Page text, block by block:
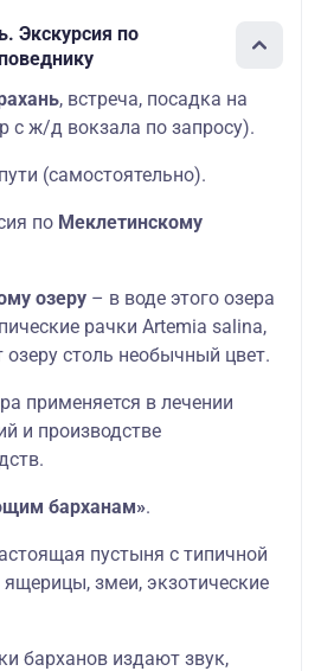
Экскурсия по
, встреча, посадка на
с ж/д вокзала по запросу).
(самостоятельно).
по Меклетинскому
озеру – в воде этого озера
рачки Artemia salina,
столь необычный цвет.
применяется в лечении
и производстве
барханам».
пустыня с типичной
змеи, экзотические
барханов издают звук,